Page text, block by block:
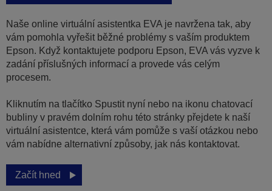
Naše online virtuální asistentka EVA je navržena tak, aby
vám pomohla vyřešit běžné problémy s vaším produktem
Epson. Když kontaktujete podporu Epson, EVA vás vyzve k
zadání příslušných informací a provede vás celým
procesem.
Kliknutím na tlačítko Spustit nyní nebo na ikonu chatovací
bubliny v pravém dolním rohu této stránky přejdete k naší
virtuální asistentce, která vám pomůže s vaší otázkou nebo
vám nabídne alternativní způsoby, jak nás kontaktovat.
Začít hned